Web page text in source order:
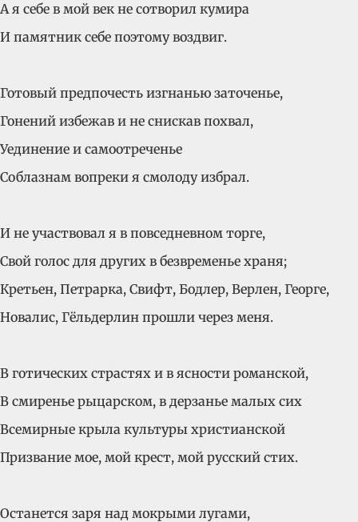
А я себе в мой век не сотворил кумира
И памятник себе поэтому воздвиг.
Готовый предпочесть изгнанью заточенье,
Гонений избежав и не снискав похвал,
Уединение и самоотреченье
Соблазнам вопреки я смолоду избрал.
И не участвовал я в повседневном торге,
Свой голос для других в безвременье храня;
Кретьен, Петрарка, Свифт, Бодлер, Верлен, Георге,
Новалис, Гёльдерлин прошли через меня.
В готических страстях и в ясности романской,
В смиренье рыцарском, в дерзанье малых сих
Всемирные крыла культуры христианской
Призвание мое, мой крест, мой русский стих.
Останется заря над мокрыми лугами,